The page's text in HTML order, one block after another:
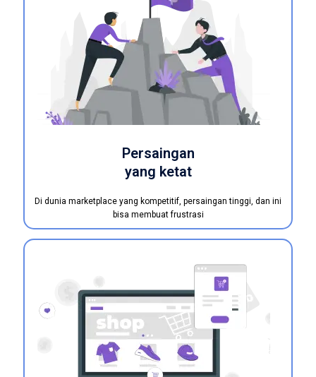
Persaingan
yang ketat
Di dunia marketplace yang kompetitif, persaingan tinggi, dan ini
bisa membuat frustrasi